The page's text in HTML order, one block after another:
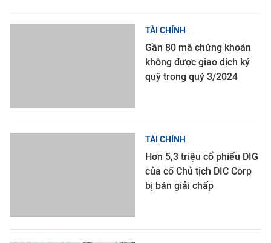
TÀI CHÍNH
Gần 80 mã chứng khoán
không được giao dịch ký
quỹ trong quý 3/2024
TÀI CHÍNH
Hơn 5,3 triệu cổ phiếu DIG
của cố Chủ tịch DIC Corp
bị bán giải chấp